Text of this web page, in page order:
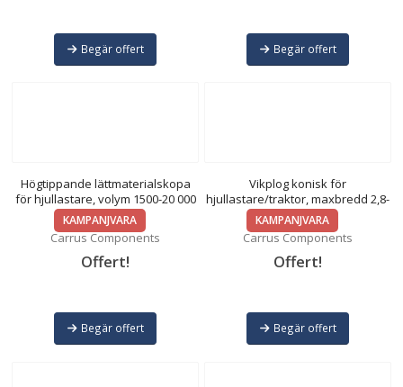
Begär offert Begär offert
KAMPANJVARA
Högtippande lättmaterialskopa
för hjullastare, volym 1500-20 000
liter
Carrus Components
Offert!
Begär offert
KAMPANJVARA
Vikplog konisk för
hjullastare/traktor, maxbredd 2,8-
4,5m
Carrus Components
Offert!
Begär offert